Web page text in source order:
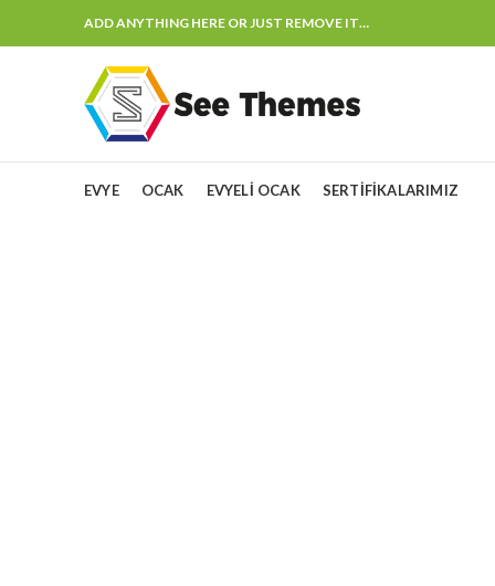
ADD ANYTHING HERE OR JUST REMOVE IT…
EVYE OCAK EVYELI OCAK SERTIFIKALARIMIZ